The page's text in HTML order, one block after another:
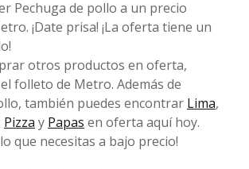
Pechuga de pollo a un precio
¡Date prisa! ¡La oferta tiene un
otros productos en oferta,
folleto de Metro. Además de
también puedes encontrar Lima,
Pizza y Papas en oferta aquí hoy.
que necesitas a bajo precio!